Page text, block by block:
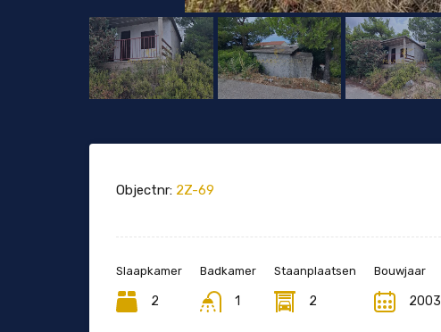
Objectnr: 2Z-69
Slaapkamer
2
Badkamer
1
Staanplaatsen
2
Bouwjaar
2003